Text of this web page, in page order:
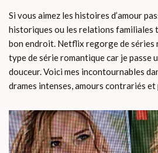
Si vous aimez les histoires d’amour
historiques ou les relations familiales
bon endroit. Netflix regorge de séries
type de série romantique car je passe
douceur. Voici mes incontournables
drames intenses, amours contrariés